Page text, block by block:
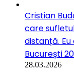
Cristian
care
distanță.
București
28.03.2026